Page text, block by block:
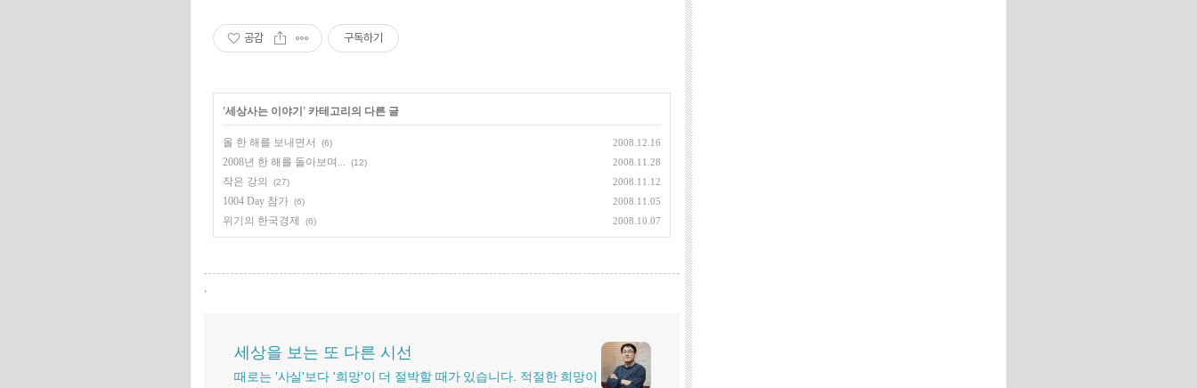
공감 구독하기
'세상사는 이야기 ' 카테고리의 다른 글
올 한 해를 보내면서 (6) 2008.12.16
2008년 한 해를 돌아보며... (12) 2008.11.28
작은 강의 (27) 2008.11.12
1004 Day 참가 (6) 2008.11.05
위기의 한국경제 (6) 2008.10.07
,
세상을 보는 또 다른 시선
때로는 '사실'보다 '희망'이 더 절박할 때가 있습니다. 적절한 희망이